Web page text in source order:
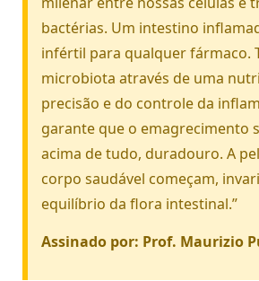
bactérias. Um intestino
infértil para qualquer fármaco.
microbiota através de uma
precisão e do controle da
garante que o emagrecimento
acima de tudo, duradouro. A
corpo saudável começam,
equilíbrio da flora intestinal.”
Assinado por: Prof. Maurizio